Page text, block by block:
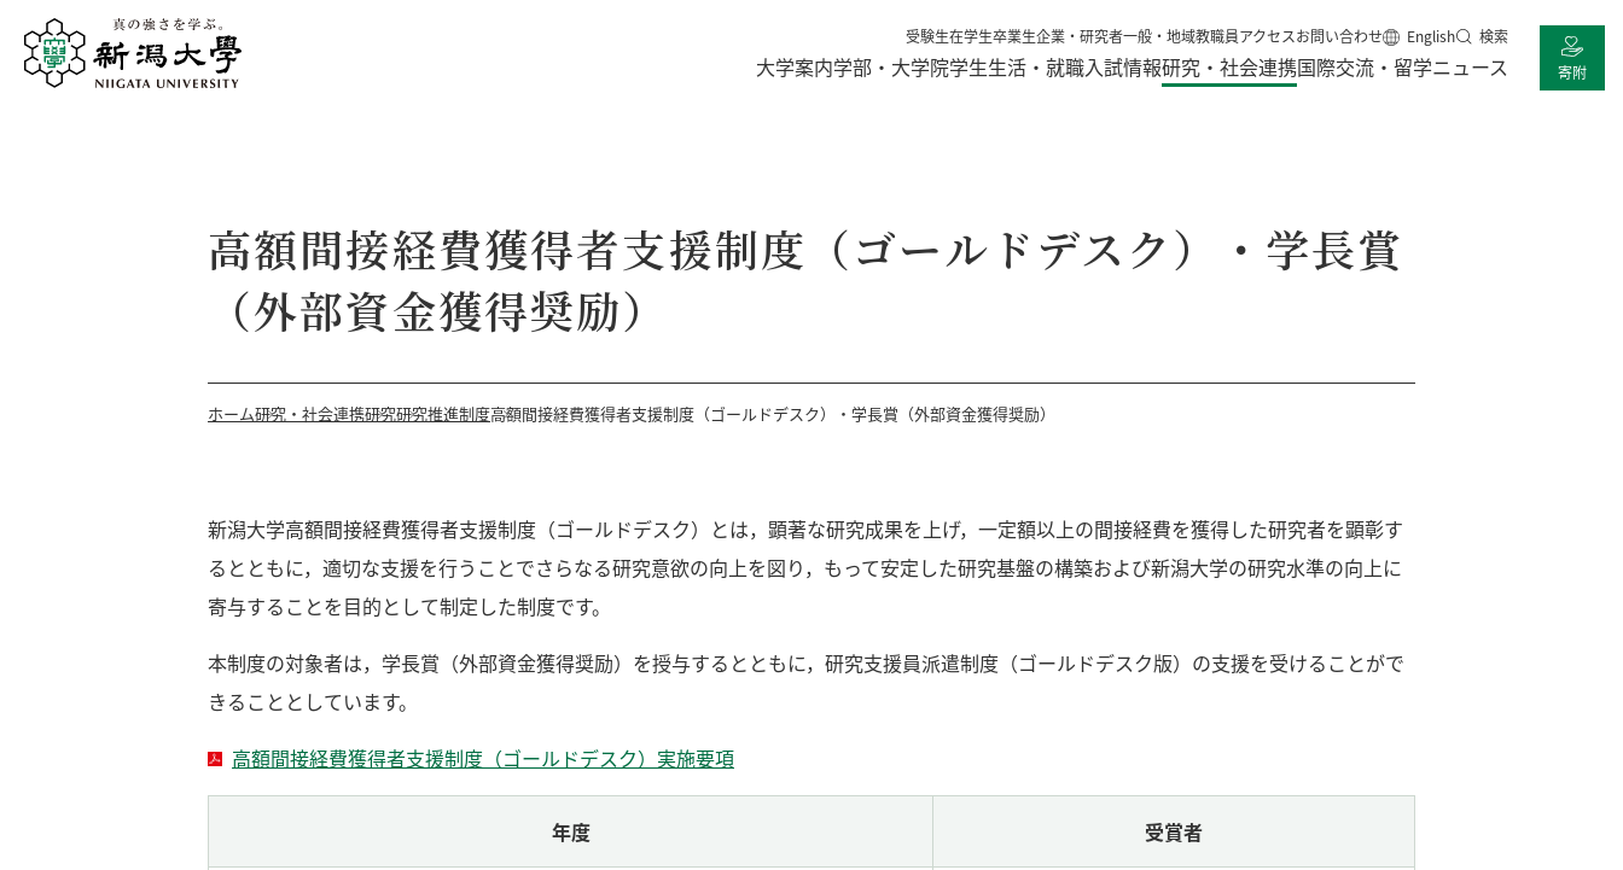
大学案内学部・大学院学生生活・就職入試情報研究・社会連携国際交流・留学ニュース
受験生在学生卒業生企業・研究者一般・地域教職員アクセスお問い合わせ
English
寄附
検索
高額間接経費獲得者支援制度（ゴールドデスク）・学長賞
（外部資金獲得奨励）
ホーム研究・社会連携研究研究推進制度高額間接経費獲得者支援制度（ゴールドデスク）・学長賞（外部資金獲得奨励）
新潟大学高額間接経費獲得者支援制度（ゴールドデスク）とは，顕著な研究成果を上げ，一定額以上の間接経費を獲得した研究者を顕彰す
るとともに，適切な支援を行うことでさらなる研究意欲の向上を図り，もって安定した研究基盤の構築および新潟大学の研究水準の向上に
寄与することを目的として制定した制度です。
本制度の対象者は，学長賞（外部資金獲得奨励）を授与するとともに，研究支援員派遣制度（ゴールドデスク版）の支援を受けることがで
きることとしています。
高額間接経費獲得者支援制度（ゴールドデスク）実施要項
年度 受賞者